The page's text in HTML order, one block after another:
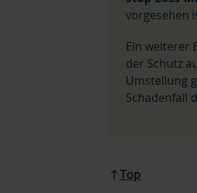
vorgesehen
Ein weiterer
der Schutz
Umstellung
Schadenfall
Top